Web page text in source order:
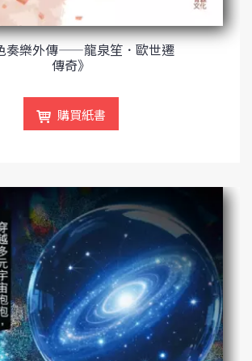
奏樂外傳——龍泉笙．歐世遷
傳奇》
購買紙書